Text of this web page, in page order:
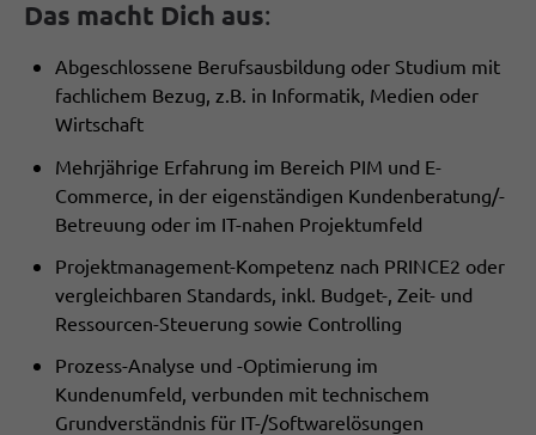
Das macht Dich aus:
Abgeschlossene Berufsausbildung oder Studium mit
fachlichem Bezug, z.B. in Informatik, Medien oder
Wirtschaft
Mehrjährige Erfahrung im Bereich PIM und E-
Commerce, in der eigenständigen Kundenberatung/-
Betreuung oder im IT-nahen Projektumfeld
Projektmanagement-Kompetenz nach PRINCE2 oder
vergleichbaren Standards, inkl. Budget-, Zeit- und
Ressourcen-Steuerung sowie Controlling
Prozess-Analyse und -Optimierung im
Kundenumfeld, verbunden mit technischem
Grundverständnis für IT-/Softwarelösungen